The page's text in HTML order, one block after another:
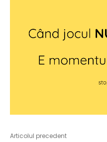
Articolul precedent